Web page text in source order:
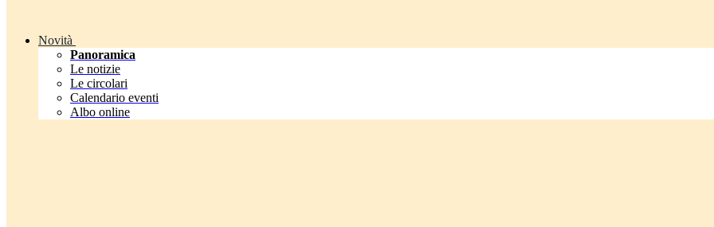
Novità
Panoramica
Le notizie
Le circolari
Calendario eventi
Albo online